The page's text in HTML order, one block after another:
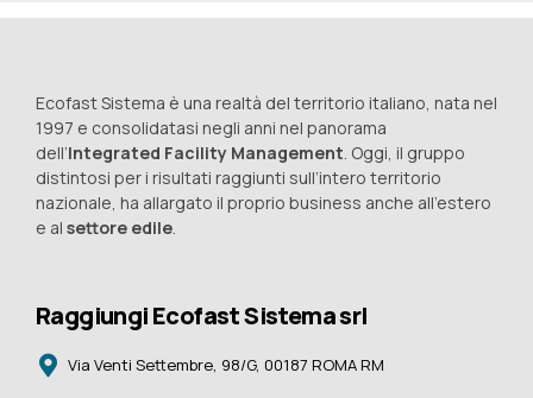
Ecofast Sistema è una realtà del territorio italiano, nata nel
1997 e consolidatasi negli anni nel panorama
dell’Integrated Facility Management . Oggi, il gruppo
distintosi per i risultati raggiunti sull’intero territorio
nazionale, ha allargato il proprio business anche all’estero
e al settore edile
Raggiungi Ecofast Sistema srl
Via Venti Settembre, 98/G, 00187 ROMA RM